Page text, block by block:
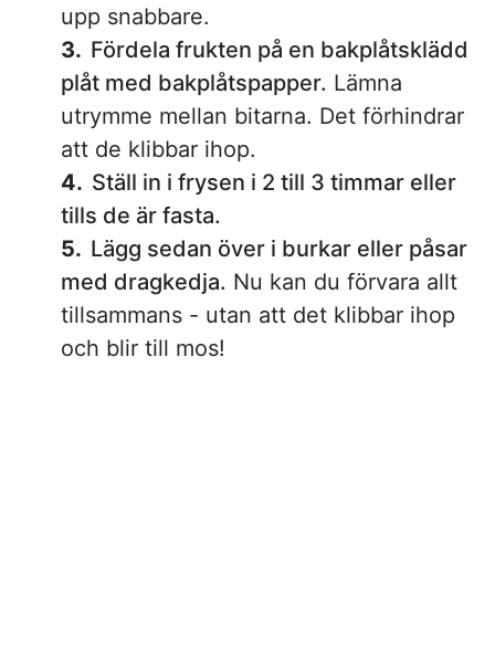
upp snabbare.
Fördela frukten på en bakplåtsklädd
plåt med bakplåtspapper. Lämna
utrymme mellan bitarna. Det förhindrar
att de klibbar ihop.
Ställ in i frysen i 2 till 3 timmar eller
tills de är fasta.
Lägg sedan över i burkar eller påsar
med dragkedja. Nu kan du förvara allt
tillsammans - utan att det klibbar ihop
och blir till mos!